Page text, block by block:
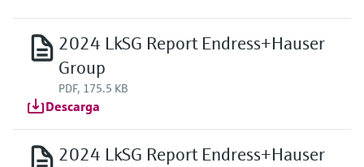
2024 LkSG Report Endress+Hauser
Group
PDF, 175.5 KB
Descarga
2024 LkSG Report Endress+Hauser